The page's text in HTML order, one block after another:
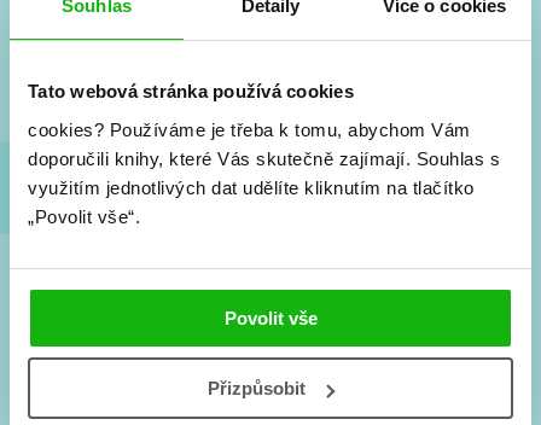
Souhlas Detaily Více o cookies
Tato webová stránka používá cookies
cookies? Používáme je třeba k tomu, abychom Vám
doporučili knihy, které Vás skutečně zajímají. Souhlas s
využitím jednotlivých dat udělíte kliknutím na tlačítko
„Povolit vše“.
Povolit vše
Přizpůsobit
a seriálové adaptace a další.
Souhlasím spodmínkami zpracování osobních údajů
Tvá e-mailová adresa je u nás v bezpečí. Přečti si